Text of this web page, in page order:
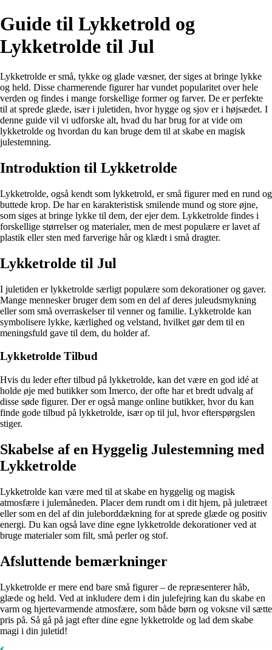
Guide til Lykketrold og
Lykketrolde til Jul
Lykketrolde er små, tykke og glade væsner, der siges at bringe lykke
og held. Disse charmerende figurer har vundet popularitet over hele
verden og findes i mange forskellige former og farver. De er perfekte
til at sprede glæde, især i juletiden, hvor hygge og sjov er i højsædet. I
denne guide vil vi udforske alt, hvad du har brug for at vide om
lykketrolde og hvordan du kan bruge dem til at skabe en magisk
julestemning.
Introduktion til Lykketrolde
Lykketrolde, også kendt som lykketrold, er små figurer med en rund og
buttede krop. De har en karakteristisk smilende mund og store øjne,
som siges at bringe lykke til dem, der ejer dem. Lykketrolde findes i
forskellige størrelser og materialer, men de mest populære er lavet af
plastik eller sten med farverige hår og klædt i små dragter.
Lykketrolde til Jul
I juletiden er lykketrolde særligt populære som dekorationer og gaver.
Mange mennesker bruger dem som en del af deres juleudsmykning
eller som små overraskelser til venner og familie. Lykketrolde kan
symbolisere lykke, kærlighed og velstand, hvilket gør dem til en
meningsfuld gave til dem, du holder af.
Lykketrolde Tilbud
Hvis du leder efter tilbud på lykketrolde, kan det være en god idé at
holde øje med butikker som Imerco, der ofte har et bredt udvalg af
disse søde figurer. Der er også mange online butikker, hvor du kan
finde gode tilbud på lykketrolde, især op til jul, hvor efterspørgslen
stiger.
Skabelse af en Hyggelig Julestemning med
Lykketrolde
Lykketrolde kan være med til at skabe en hyggelig og magisk
atmosfære i julemåneden. Placer dem rundt om i dit hjem, på juletræet
eller som en del af din juleborddækning for at sprede glæde og positiv
energi. Du kan også lave dine egne lykketrolde dekorationer ved at
bruge materialer som filt, små perler og stof.
Afsluttende bemærkninger
Lykketrolde er mere end bare små figurer – de repræsenterer håb,
glæde og held. Ved at inkludere dem i din julefejring kan du skabe en
varm og hjertevarmende atmosfære, som både børn og voksne vil sætte
pris på. Så gå på jagt efter dine egne lykketrolde og lad dem skabe
magi i din juletid!